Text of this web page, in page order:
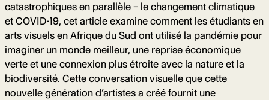
catastrophiques en parallèle – le changement climatique
et COVID-19, cet article examine comment les étudiants en
arts visuels en Afrique du Sud ont utilisé la pandémie pour
imaginer un monde meilleur, une reprise économique
verte et une connexion plus étroite avec la nature et la
biodiversité. Cette conversation visuelle que cette
nouvelle génération d’artistes a créé fournit une